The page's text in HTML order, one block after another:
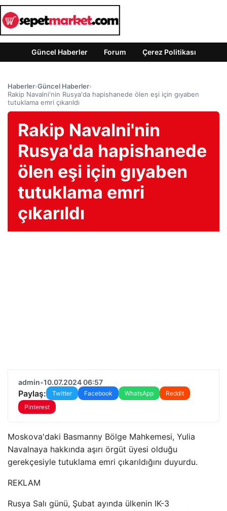
Güncel Haberler Forum Çerez Politikası
Haberler›Güncel Haberler›
Rakip Navalni'nin Rusya'da hapishanede ölen eşi için gıyaben
tutuklama emri çıkarıldı
Rakip Navalni'nin
Rusya'da hapishanede
ölen eşi için gıyaben
tutuklama emri
çıkarıldı
admin•10.07.2024 06:57
Paylaş: Twitter Facebook WhatsApp
Reddit
Pinterest
Moskova'daki Basmanny Bölge Mahkemesi, Yulia
Navalnaya hakkında aşırı örgüt üyesi olduğu
gerekçesiyle tutuklama emri çıkarıldığını duyurdu.
REKLAM
Rusya Salı günü, Şubat ayında ülkenin IK-3